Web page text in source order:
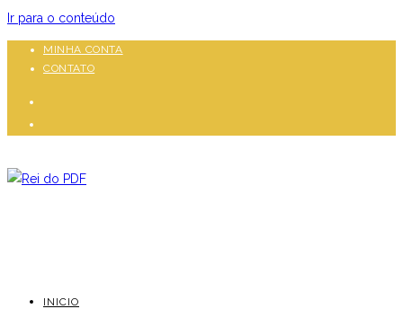
Ir para o conteúdo
MINHA CONTA
CONTATO
INICIO